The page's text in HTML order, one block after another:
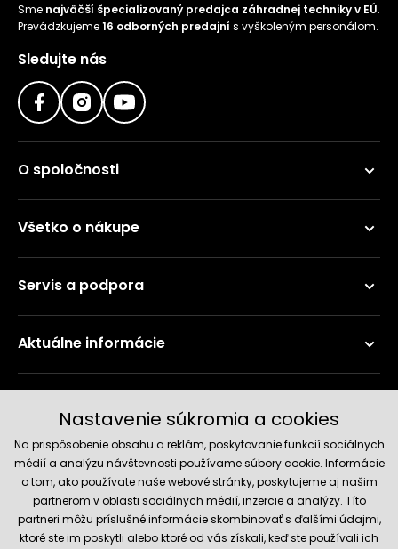
Sme najväčší špecializovaný predajca záhradnej techniky v EÚ.
Prevádzkujeme16 odborných predajní s vyškoleným personálom.
Sledujte nás
O spoločnosti
Všetko o nákupe
Servis a podpora
Aktuálne informácie
Nastavenie súkromia a cookies
Na prispôsobenie obsahu a reklám, poskytovanie funkcií sociálnych
médií a analýzu návštevnosti používame súbory cookie. Informácie
o tom, ako používate naše webové stránky, poskytujeme aj našim
partnerom v oblasti sociálnych médií, inzercie a analýzy. Títo
partneri môžu príslušné informácie skombinovať s ďalšími údajmi,
ktoré ste im poskytli alebo ktoré od vás získali, keď ste používali ich